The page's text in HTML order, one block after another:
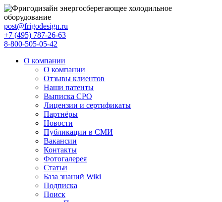
post@frigodesign.ru
+7 (495) 787-26-63
8-800-505-05-42
О компании
О компании
Отзывы клиентов
Наши патенты
Выписка СРО
Лицензии и сертификаты
Партнёры
Новости
Публикации в СМИ
Вакансии
Контакты
Фотогалерея
Статьи
База знаний Wiki
Подписка
Поиск